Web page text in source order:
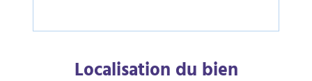
Localisation du bien